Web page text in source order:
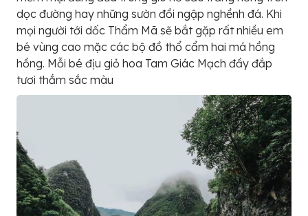
dọc đường hay những sườn đồi ngập nghềnh đá. Khi
mọi người tới dốc Thẩm Mã sẽ bắt gặp rất nhiều em
bé vùng cao mặc các bộ đồ thổ cẩm hai má hồng
hồng. Mỗi bé địu giỏ hoa Tam Giác Mạch đầy đắp
tươi thắm sắc màu